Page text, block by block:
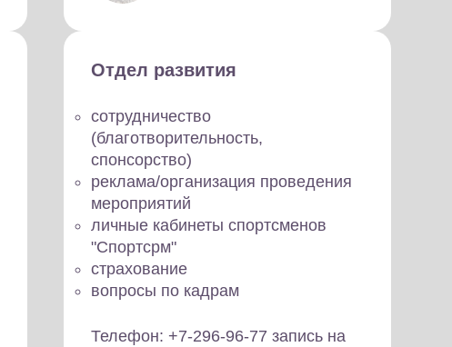
Отдел развития
сотрудничество
(благотворительность,
спонсорство)
реклама/организация проведения
мероприятий
личные кабинеты спортсменов
"Спортсрм"
страхование
вопросы по кадрам
Телефон: +7-296-96-77 запись на